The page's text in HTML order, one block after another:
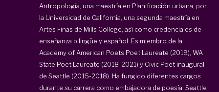
Antropología, una maestría en Planificación urbana, por
la Universidad de California, una segunda maestría en
Artes Finas de Mills College, así como credenciales de
enseñanza bilingüe y español. Es miembro de la
Academy of American Poets Poet Laureate (2019), WA
State Poet Laureate (2018-2021) y Civic Poet inaugural
de Seattle (2015-2018). Ha fungido diferentes cargos
durante su carrera como embajadora de poesía: Seattle